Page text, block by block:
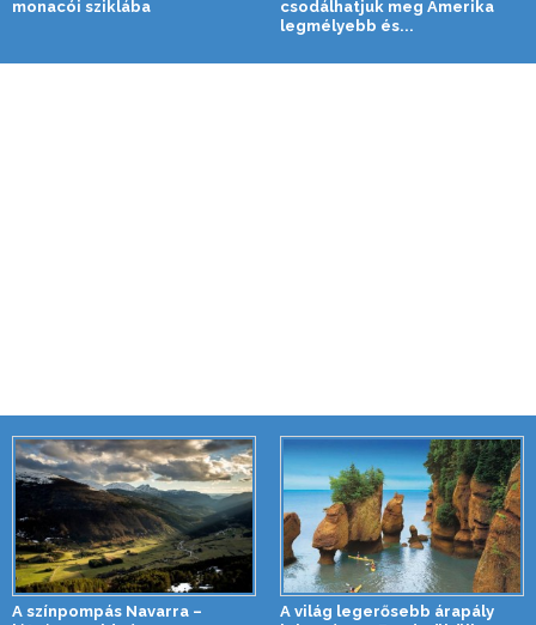
monacói sziklába
csodálhatjuk meg Amerika
legmélyebb és...
A színpompás Navarra –
A világ legerősebb árapály